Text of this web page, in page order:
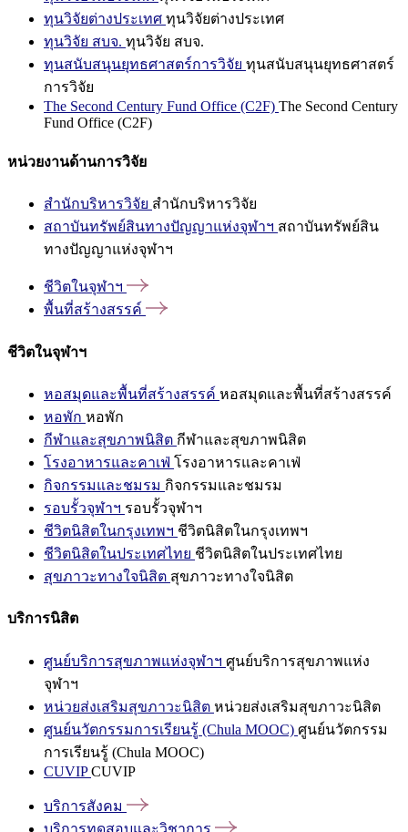
ทุนวิจัยต่างประเทศ ทุนวิจัยต่างประเทศ
ทุนวิจัย สบจ. ทุนวิจัย สบจ.
ทุนสนับสนุนยุทธศาสตร์การวิจัย ทุนสนับสนุนยุทธศาสตร์
การวิจัย
The Second Century Fund Office (C2F) The Second Century
Fund Office (C2F)
หน่วยงานด้านการวิจัย
สำนักบริหารวิจัย สำนักบริหารวิจัย
สถาบันทรัพย์สินทางปัญญาแห่งจุฬาฯ สถาบันทรัพย์สิน
ทางปัญญาแห่งจุฬาฯ
ชีวิตในจุฬาฯ
พื้นที่สร้างสรรค์
ชีวิตในจุฬาฯ
หอสมุดและพื้นที่สร้างสรรค์ หอสมุดและพื้นที่สร้างสรรค์
หอพัก หอพัก
กีฬาและสุขภาพนิสิต กีฬาและสุขภาพนิสิต
โรงอาหารและคาเฟ่ โรงอาหารและคาเฟ่
กิจกรรมและชมรม กิจกรรมและชมรม
รอบรั้วจุฬาฯ รอบรั้วจุฬาฯ
ชีวิตนิสิตในกรุงเทพฯ ชีวิตนิสิตในกรุงเทพฯ
ชีวิตนิสิตในประเทศไทย ชีวิตนิสิตในประเทศไทย
สุขภาวะทางใจนิสิต สุขภาวะทางใจนิสิต
บริการนิสิต
ศูนย์บริการสุขภาพแห่งจุฬาฯ ศูนย์บริการสุขภาพแห่ง
จุฬาฯ
หน่วยส่งเสริมสุขภาวะนิสิต หน่วยส่งเสริมสุขภาวะนิสิต
ศูนย์นวัตกรรมการเรียนรู้ (Chula MOOC) ศูนย์นวัตกรรม
การเรียนรู้ (Chula MOOC)
CUVIPCUVIP
บริการสังคม
บริการทดสอบและวิชาการ